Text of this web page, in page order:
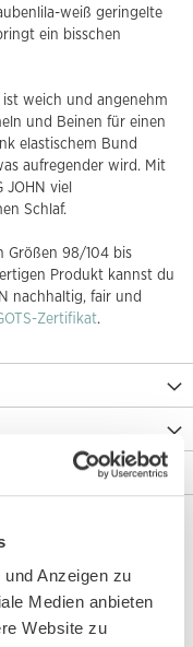
Anzeigen zu
Medien anbieten
Website zu
weiß geringelte
ein bisschen
weich und angenehm
und Beinen für einen
elastischem Bund
aufregender wird. Mit
viel
Schlaf.
Größen 98/104 bis
Produkt kannst du
nachhaltig, fair und
Zertifikat.